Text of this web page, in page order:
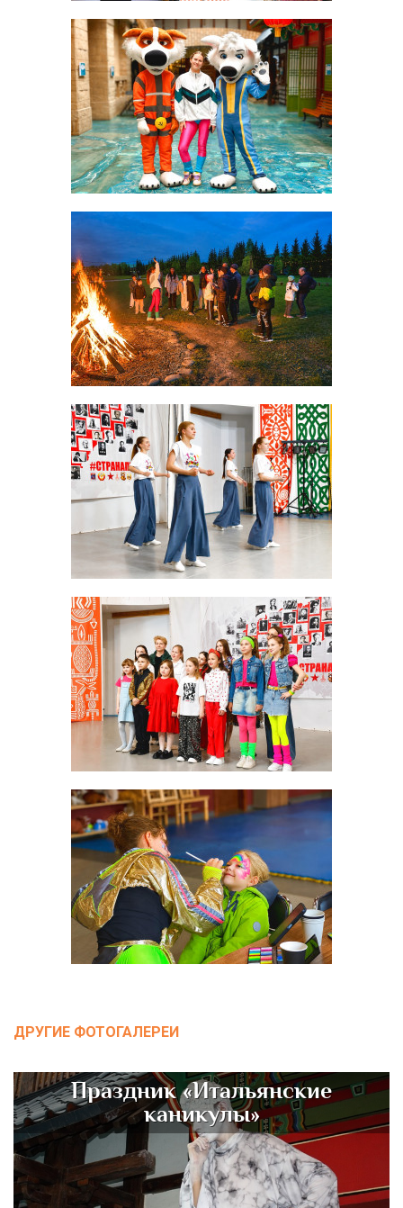
ДРУГИЕ ФОТОГАЛЕРЕИ
Праздник «Итальянские
каникулы»